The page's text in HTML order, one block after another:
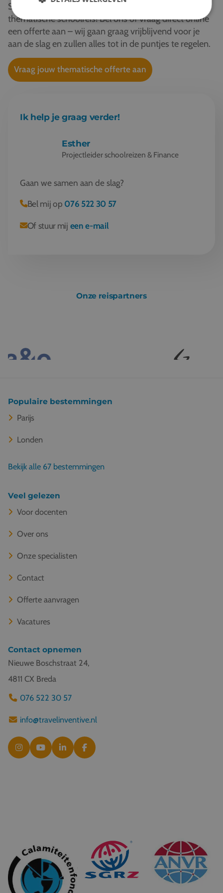
Start vandaag nog met het plannen van jouw
thematische schoolreis! Bel ons of vraag direct online
een offerte aan – wij gaan graag vrijblijvend voor je
aan de slag en zullen alles tot in de puntjes te regelen.
Vraag jouw thematische offerte aan
Ik help je graag verder!
Esther
Projectleider schoolreizen & Finance
Gaan we samen aan de slag?
Bel mij op 076 522 30 57
Of stuur mij een e-mail
Onze reispartners
Populaire bestemmingen
Parijs
Londen
Bekijk alle 67 bestemmingen
Veel gelezen
Voor docenten
Over ons
Onze specialisten
Contact
Offerte aanvragen
Vacatures
Contact opnemen
Nieuwe Boschstraat 24,
4811 CX Breda
076 522 30 57
info@travelinventive.nl
© 2026 Travel Inventive
Algemene voorwaarden